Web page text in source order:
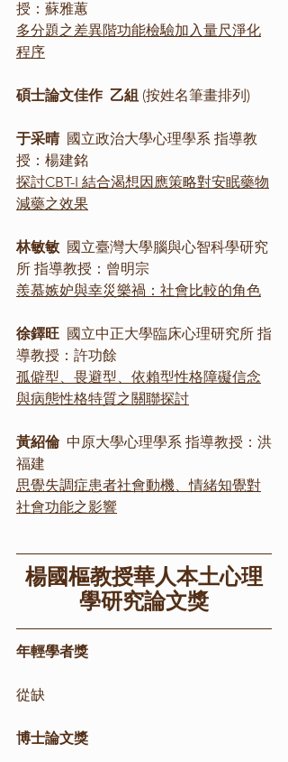
授：蘇雅蕙
多分題之差異階功能檢驗加入量尺淨化
程序
碩士論文佳作  乙組 (按姓名筆畫排列)
于采晴
  國立政治大學心理學系 指導教
授：楊建銘
探討CBT-I 結合渴想因應策略對安眠藥物
減藥之效果
林敏敏
  國立臺灣大學腦與心智科學研究
所 指導教授：曾明宗
羨慕嫉妒與幸災樂禍：社會比較的角色
徐鐸旺
  國立中正大學臨床心理研究所 指
導教授：許功餘
孤僻型、畏避型、依賴型性格障礙信念
與病態性格特質之關聯探討
黃紹倫
  中原大學心理學系 指導教授：洪
福建
思覺失調症患者社會動機、情緒知覺對
社會功能之影響
楊國樞教授華人本土心理
學研究論文獎
年輕學者獎
從缺
博士論文獎